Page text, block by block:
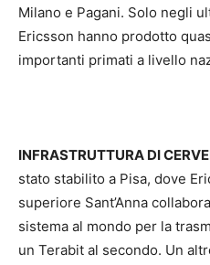
Milano e Pagani. Solo negli
Ericsson hanno prodotto
importanti primati a livello
INFRASTRUTTURA DI
stato stabilito a Pisa, dove
superiore Sant’Anna
sistema al mondo per la
un Terabit al secondo. Un